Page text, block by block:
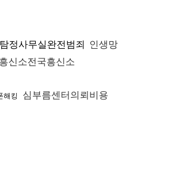
탐정사무실완전범죄
인생망
흥신소전국흥신소
해킹 심부름센터의뢰비용